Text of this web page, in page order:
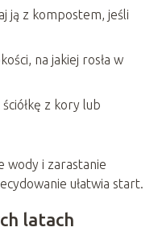
ją z kompostem, jeśli
na jakiej rosła w
z kory lub
wody i zarastanie
ułatwia start.
latach